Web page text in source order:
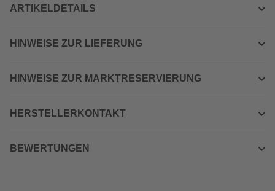
ARTIKELDETAILS
HINWEISE ZUR LIEFERUNG
HINWEISE ZUR MARKTRESERVIERUNG
HERSTELLERKONTAKT
BEWERTUNGEN